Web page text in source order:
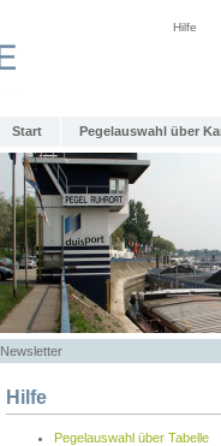
Hilfe
Start Pegelauswahl über
Newsletter
Hilfe
Pegelauswahl über Tabelle